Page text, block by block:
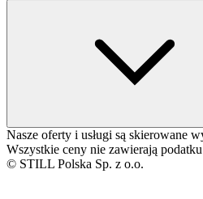
Nasze oferty i usługi są skierowane
Wszystkie ceny nie zawierają
© STILL Polska Sp. z o.o.